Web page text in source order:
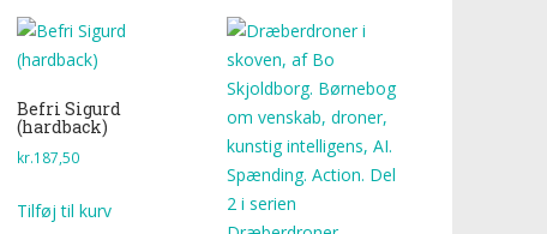
Befri Sigurd
(hardback)
kr.187,50
Tilføj til kurv